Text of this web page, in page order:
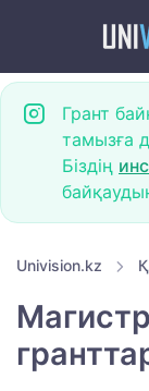
Грант
тамызға
Біздің
Univision.kz